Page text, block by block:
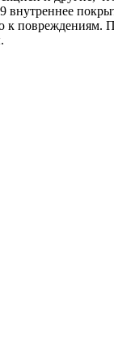
повреждениям.